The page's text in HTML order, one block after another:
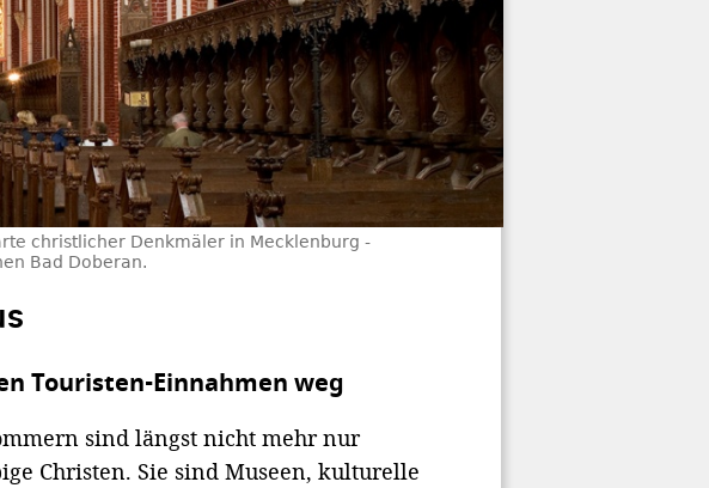
christlicher Denkmäler in Mecklenburg -
Bad Doberan.
Touristen-Einnahmen weg
sind längst nicht mehr nur
Christen. Sie sind Museen, kulturelle